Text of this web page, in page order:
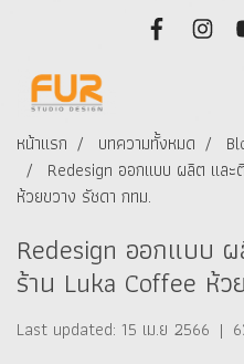
หน้าแรก บทความทั้งหมด
Redesign ออกแบบ ผลิต แล
ห้วยขวาง รัชดา กทม.
Redesign ออกแบบ
ร้าน Luka Coffee ห้
Last updated: 15 เม.ย 2566 |